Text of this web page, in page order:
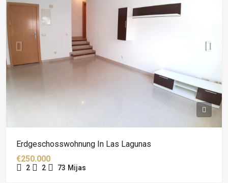
Erdgeschosswohnung In Las Lagunas
€250.000
2 2 73 Mijas